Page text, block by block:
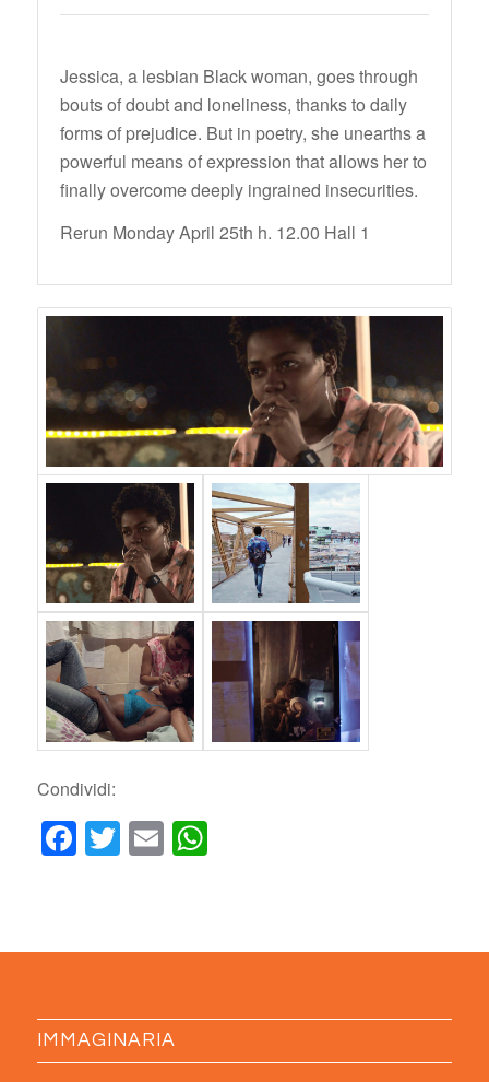
Jessica, a lesbian Black woman, goes through
bouts of doubt and loneliness, thanks to daily
forms of prejudice. But in poetry, she unearths a
powerful means of expression that allows her to
finally overcome deeply ingrained insecurities.
Rerun Monday April 25th h. 12.00 Hall 1
Condividi:
Facebook
Twitter
EmailWhatsApp
IMMAGINARIA